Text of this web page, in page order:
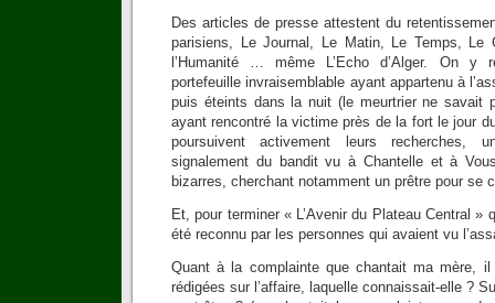
Des articles de presse attestent du
parisiens, Le Journal, Le Matin, Le Temps, Le
l’Humanité … même L’Echo d’Alger. On y
portefeuille invraisemblable ayant appartenu à
puis éteints dans la nuit (le meurtrier ne savait
ayant rencontré la victime près de la fort le jour
poursuivent activement leurs recherches,
signalement du bandit vu à Chantelle et à
bizarres, cherchant notamment un prêtre pour se
Et, pour terminer « L’Avenir du Plateau Central »
été reconnu par les personnes qui avaient vu
Quant à la complainte que chantait ma mère,
rédigées sur l’affaire, laquelle connaissait-elle ?